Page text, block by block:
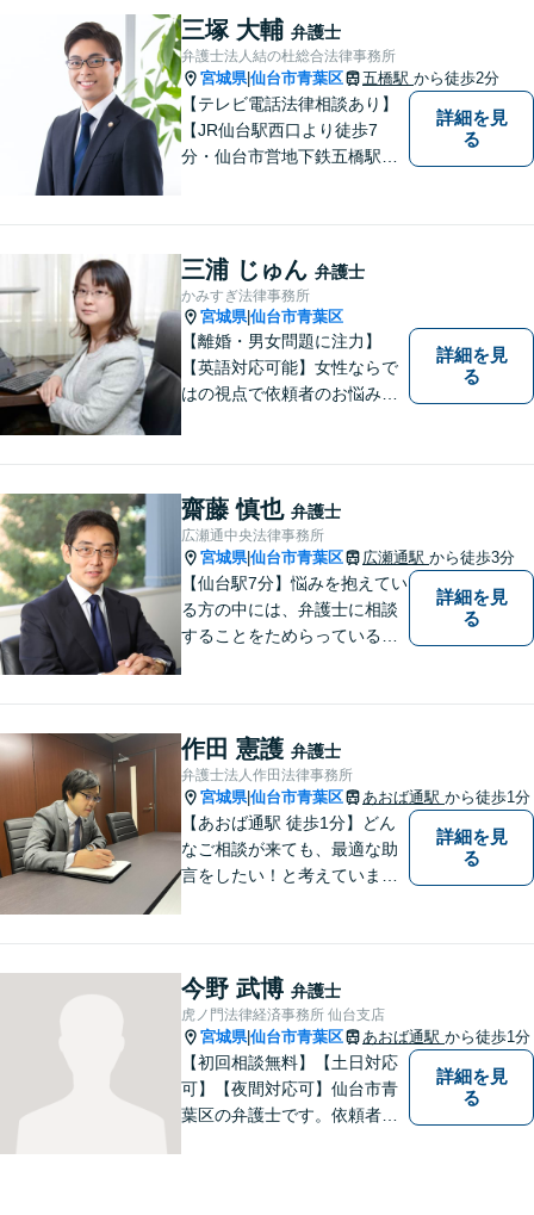
たる事件も、受任可能です。
お気軽にご相談ください。
三塚 大輔 弁護士
弁護士法人結の杜総合法律事務所
宮城県|仙台市青葉区 五橋駅 から徒歩2分
【テレビ電話法律相談あり】
【JR仙台駅西口より徒歩7
分・仙台市営地下鉄五橋駅北4
間・土曜相談あり】【明るく
キレイな完全個室相談室】
詳細を見
る
三浦 じゅん 弁護士
かみすぎ法律事務所
宮城県|仙台市青葉区
【離婚・男女問題に注力】
【英語対応可能】女性ならで
はの視点で依頼者のお悩みに
男女問題やセクハラ事件など
のお困り事がございました
ら、お気軽にご相談くださ
い。
詳細を見
る
齋藤 慎也 弁護士
広瀬通中央法律事務所
宮城県|仙台市青葉区 広瀬通駅 から徒歩3分
【仙台駅7分】悩みを抱えてい
る方の中には、弁護士に相談
することをためらっている方
待できます。 どんなことで
も、お気軽に相談ください。
詳細を見
る
作田 憲護 弁護士
弁護士法人作田法律事務所
宮城県|仙台市青葉区 あおば通駅 から徒歩1分
【あおば通駅 徒歩1分】どん
なご相談が来ても、最適な助
言をしたい！と考えていま
詳細を見
る
今野 武博 弁護士
虎ノ門法律経済事務所 仙台支店
宮城県|仙台市青葉区 あおば通駅 から徒歩1分
【初回相談無料】【土日対応
可】【夜間対応可】仙台市青
葉区の弁護士です。依頼者様
詳細を見
る